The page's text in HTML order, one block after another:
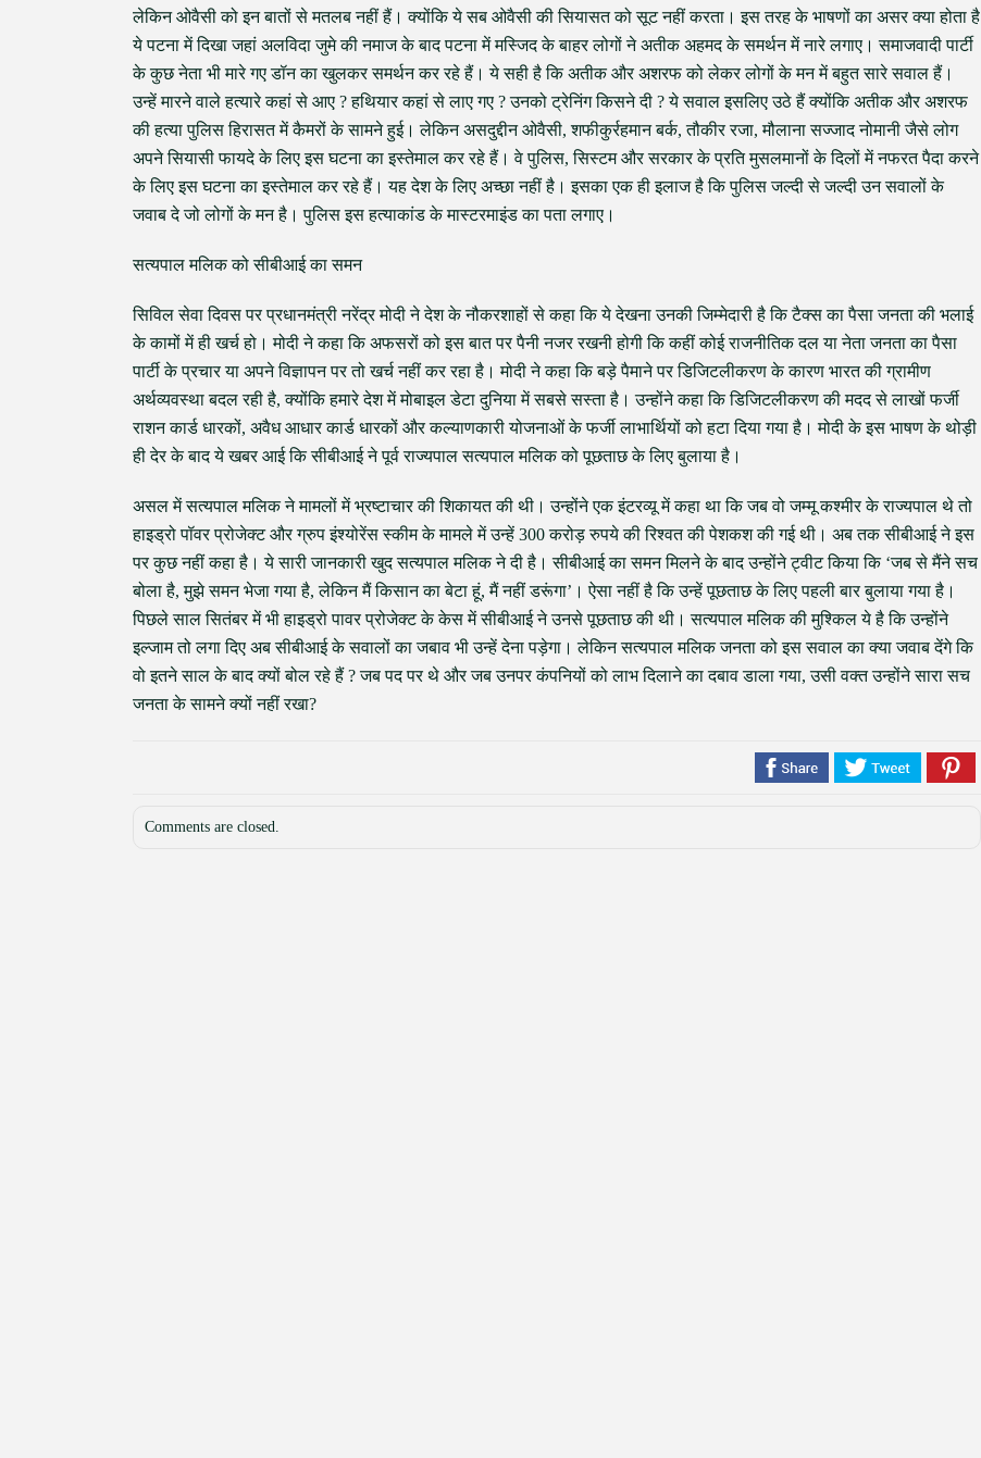
लेकिन ओवैसी को इन बातों से मतलब नहीं हैं। क्योंकि ये सब ओवैसी की सियासत को सूट नहीं करता। इस तरह के भाषणों का असर क्या होता है
ये पटना में दिखा जहां अलविदा जुमे की नमाज के बाद पटना में मस्जिद के बाहर लोगों ने अतीक अहमद के समर्थन में नारे लगाए। समाजवादी पार्टी
के कुछ नेता भी मारे गए डॉन का खुलकर समर्थन कर रहे हैं। ये सही है कि अतीक और अशरफ को लेकर लोगों के मन में बहुत सारे सवाल हैं।
उन्हें मारने वाले हत्यारे कहां से आए ? हथियार कहां से लाए गए ? उनको ट्रेनिंग किसने दी ? ये सवाल इसलिए उठे हैं क्योंकि अतीक और अशरफ
की हत्या पुलिस हिरासत में कैमरों के सामने हुई। लेकिन असदुद्दीन ओवैसी, शफीकुर्रहमान बर्क, तौकीर रजा, मौलाना सज्जाद नोमानी जैसे लोग
अपने सियासी फायदे के लिए इस घटना का इस्तेमाल कर रहे हैं। वे पुलिस, सिस्टम और सरकार के प्रति मुसलमानों के दिलों में नफरत पैदा करने
के लिए इस घटना का इस्तेमाल कर रहे हैं। यह देश के लिए अच्छा नहीं है। इसका एक ही इलाज है कि पुलिस जल्दी से जल्दी उन सवालों के
जवाब दे जो लोगों के मन है। पुलिस इस हत्याकांड के मास्टरमाइंड का पता लगाए।
सत्यपाल मलिक को सीबीआई का समन
सिविल सेवा दिवस पर प्रधानमंत्री नरेंद्र मोदी ने देश के नौकरशाहों से कहा कि ये देखना उनकी जिम्मेदारी है कि टैक्स का पैसा जनता की भलाई
के कामों में ही खर्च हो। मोदी ने कहा कि अफसरों को इस बात पर पैनी नजर रखनी होगी कि कहीं कोई राजनीतिक दल या नेता जनता का पैसा
पार्टी के प्रचार या अपने विज्ञापन पर तो खर्च नहीं कर रहा है। मोदी ने कहा कि बड़े पैमाने पर डिजिटलीकरण के कारण भारत की ग्रामीण
अर्थव्यवस्था बदल रही है, क्योंकि हमारे देश में मोबाइल डेटा दुनिया में सबसे सस्ता है। उन्होंने कहा कि डिजिटलीकरण की मदद से लाखों फर्जी
राशन कार्ड धारकों, अवैध आधार कार्ड धारकों और कल्याणकारी योजनाओं के फर्जी लाभार्थियों को हटा दिया गया है। मोदी के इस भाषण के थोड़ी
ही देर के बाद ये खबर आई कि सीबीआई ने पूर्व राज्यपाल सत्यपाल मलिक को पूछताछ के लिए बुलाया है।
असल में सत्यपाल मलिक ने मामलों में भ्रष्टाचार की शिकायत की थी। उन्होंने एक इंटरव्यू में कहा था कि जब वो जम्मू कश्मीर के राज्यपाल थे तो
हाइड्रो पॉवर प्रोजेक्ट और ग्रुप इंश्योरेंस स्कीम के मामले में उन्हें 300 करोड़ रुपये की रिश्वत की पेशकश की गई थी। अब तक सीबीआई ने इस
पर कुछ नहीं कहा है। ये सारी जानकारी खुद सत्यपाल मलिक ने दी है। सीबीआई का समन मिलने के बाद उन्होंने ट्वीट किया कि ‘जब से मैंने सच
बोला है, मुझे समन भेजा गया है, लेकिन मैं किसान का बेटा हूं, मैं नहीं डरूंगा’। ऐसा नहीं है कि उन्हें पूछताछ के लिए पहली बार बुलाया गया है।
पिछले साल सितंबर में भी हाइड्रो पावर प्रोजेक्ट के केस में सीबीआई ने उनसे पूछताछ की थी। सत्यपाल मलिक की मुश्किल ये है कि उन्होंने
इल्जाम तो लगा दिए अब सीबीआई के सवालों का जबाव भी उन्हें देना पड़ेगा। लेकिन सत्यपाल मलिक जनता को इस सवाल का क्या जवाब देंगे कि
वो इतने साल के बाद क्यों बोल रहे हैं ? जब पद पर थे और जब उनपर कंपनियों को लाभ दिलाने का दबाव डाला गया, उसी वक्त उन्होंने सारा सच
जनता के सामने क्यों नहीं रखा?
Comments are closed.